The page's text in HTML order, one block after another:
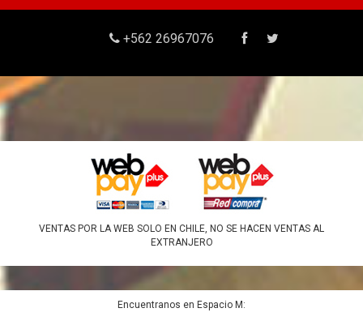
+562 26967076
VENTAS POR LA WEB SOLO EN CHILE, NO SE HACEN VENTAS AL
EXTRANJERO
Encuentranos en Espacio M: